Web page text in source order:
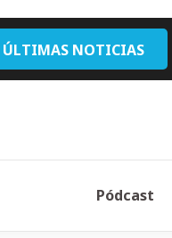
ÚLTIMAS NOTICIAS
Pódcast